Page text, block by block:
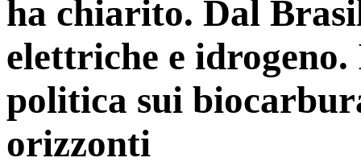
ha chiarito. Dal
elettriche e
politica sui
orizzonti